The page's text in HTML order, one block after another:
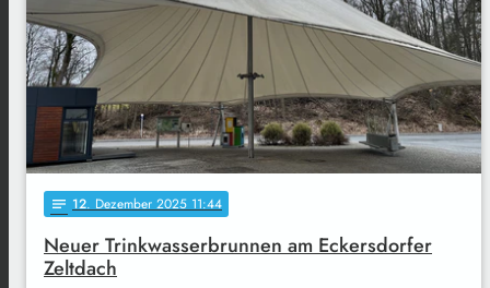
notes 12. Dezember 2025 11:44
Neuer Trinkwasserbrunnen am Eckersdorfer
Zeltdach